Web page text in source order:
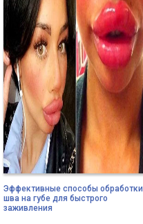
Эффективные способы обработки
шва на губе для быстрого
заживления